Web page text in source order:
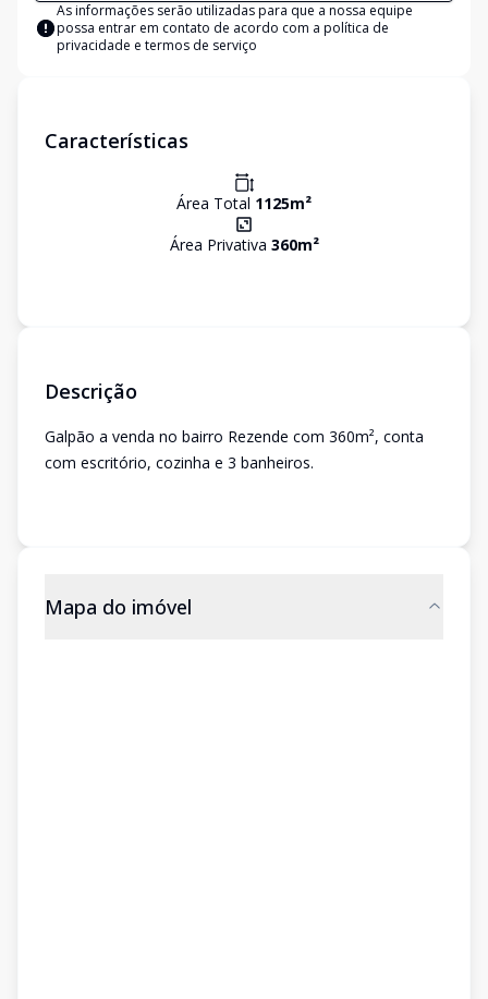
As informações serão utilizadas para que a nossa equipe
possa entrar em contato de acordo com a política de
privacidade e termos de serviço
Características
Área Total 1125m²
Área Privativa 360m²
Descrição
Galpão a venda no bairro Rezende com 360m², conta
com escritório, cozinha e 3 banheiros.
Mapa do imóvel